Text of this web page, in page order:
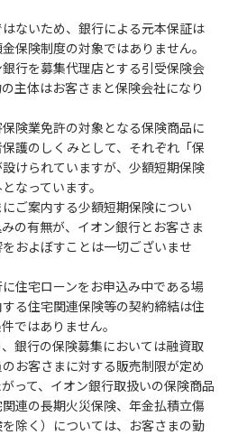
ないため、銀行による元本保証は
保険制度の対象ではありません。
行を募集代理店とする引受保険会
主体はお客さまと保険会社になり
険業免許の対象となる保険商品に
護のしくみとして、それぞれ「保
けられていますが、少額短期保険
なっています。
ご案内する少額短期保険につい
の有無が、イオン銀行とお客さま
およぼすことは一切ございませ
住宅ローンをお申込み中である場
る住宅関連保険等の契約締結は住
ではありません。
銀行の保険募集においては融資取
お客さまに対する販売制限が定め
って、イオン銀行取扱いの保険商品
関連の長期火災保険、年金払積立傷
除く）については、お客さまの勤